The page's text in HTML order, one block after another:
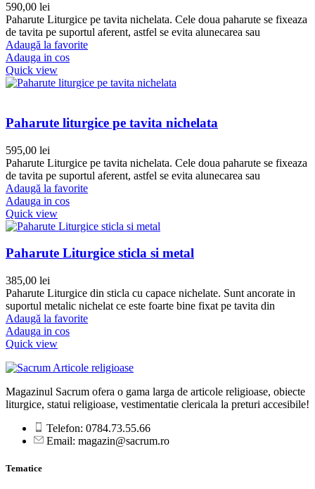
590,00 lei
Paharute Liturgice pe tavita nichelata. Cele doua paharute se fixeaza
de tavita pe suportul aferent, astfel se evita alunecarea sau
Adaugă la favorite
Adauga in cos
Quick view
Paharute liturgice pe tavita nichelata
595,00 lei
Paharute Liturgice pe tavita nichelata. Cele doua paharute se fixeaza
de tavita pe suportul aferent, astfel se evita alunecarea sau
Adaugă la favorite
Adauga in cos
Quick view
Paharute Liturgice sticla si metal
385,00 lei
Paharute Liturgice din sticla cu capace nichelate. Sunt ancorate in
suportul metalic nichelat ce este foarte bine fixat pe tavita din
Adaugă la favorite
Adauga in cos
Quick view
Magazinul Sacrum ofera o gama larga de articole religioase, obiecte
liturgice, statui religioase, vestimentatie clericala la preturi accesibile!
Telefon: 0784.73.55.66
Email: magazin@sacrum.ro
Tematice